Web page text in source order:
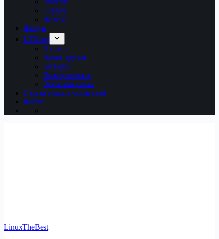
Android
Сервер
Железо
Форум
LTB.net
О сайте
Наши друзья
Авторы
Пожертвовать
Обратная связь
Статьи наших читателей
Войти
LinuxTheBest